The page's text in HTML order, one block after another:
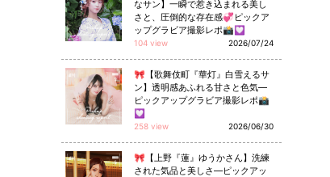
なサン】一瞬で惹き込まれる美し
さと、圧倒的な存在感💞ピックア
ップグラビア撮影レポ📸💟
104 view 2026/07/24
🎀【歌舞伎町『華灯』白雪えるサ
ン】透明感あふれる甘さと色気—
ピックアップグラビア撮影レポ📸
💟
258 view 2026/06/30
🎀【上野『蓮』ゆうかさん】洗練
された気品と美しさ—ピックアッ